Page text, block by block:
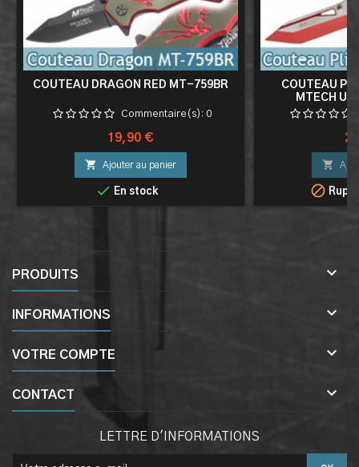
COUTEAU DRAGON RED MT-759BR
Commentaire(s): 0
Prix
19,90 €
 Ajouter au panier
 En stock
COUTEAU
MTECH


PRODUITS 
INFORMATIONS 
VOTRE COMPTE 
CONTACT 
LETTRE D'INFORMATIONS